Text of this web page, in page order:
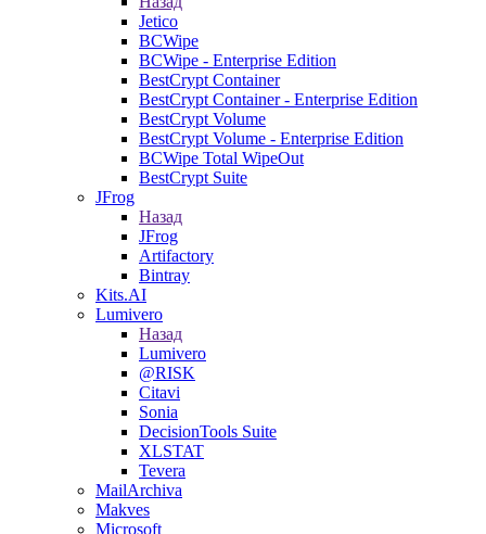
Jetico
BCWipe
BCWipe - Enterprise Edition
BestCrypt Container
BestCrypt Container - Enterprise Edition
BestCrypt Volume
BestCrypt Volume - Enterprise Edition
BCWipe Total WipeOut
BestCrypt Suite
JFrog
Назад
JFrog
Artifactory
Bintray
Kits.AI
Lumivero
Назад
Lumivero
@RISK
Citavi
Sonia
DecisionTools Suite
XLSTAT
Tevera
MailArchiva
Makves
Microsoft